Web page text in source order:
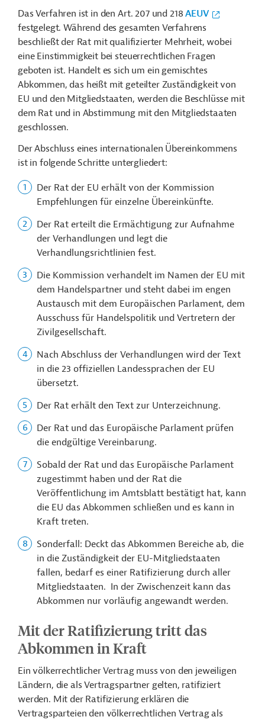
Das Verfahren ist in den Art. 207 und 218AEUV
festgelegt. Während des gesamten Verfahrens
beschließt der Rat mit qualifizierter Mehrheit, wobei
eine Einstimmigkeit bei steuerrechtlichen Fragen
geboten ist. Handelt es sich um ein gemischtes
Abkommen, das heißt mit geteilter Zuständigkeit von
EU und den Mitgliedstaaten, werden die Beschlüsse mit
dem Rat und in Abstimmung mit den Mitgliedstaaten
geschlossen.
Der Abschluss eines internationalen Übereinkommens
ist in folgende Schritte untergliedert:
Der Rat der EU erhält von der Kommission
Empfehlungen für einzelne Übereinkünfte.
Der Rat erteilt die Ermächtigung zur Aufnahme
der Verhandlungen und legt die
Verhandlungsrichtlinien fest.
Die Kommission verhandelt im Namen der EU mit
dem Handelspartner und steht dabei im engen
Austausch mit dem Europäischen Parlament, dem
Ausschuss für Handelspolitik und Vertretern der
Zivilgesellschaft.
Nach Abschluss der Verhandlungen wird der Text
in die 23 offiziellen Landessprachen der EU
übersetzt.
Der Rat erhält den Text zur Unterzeichnung.
Der Rat und das Europäische Parlament prüfen
die endgültige Vereinbarung.
Sobald der Rat und das Europäische Parlament
zugestimmt haben und der Rat die
Veröffentlichung im Amtsblatt bestätigt hat, kann
die EU das Abkommen schließen und es kann in
Kraft treten.
Sonderfall: Deckt das Abkommen Bereiche ab, die
in die Zuständigkeit der EU-Mitgliedstaaten
fallen, bedarf es einer Ratifizierung durch aller
Mitgliedstaaten. In der Zwischenzeit kann das
Abkommen nur vorläufig angewandt werden.
Mit der Ratifizierung tritt das
Abkommen in Kraft
Ein völkerrechtlicher Vertrag muss von den jeweiligen
Ländern, die als Vertragspartner gelten, ratifiziert
werden. Mit der Ratifizierung erklären die
Vertragsparteien den völkerrechtlichen Vertrag als